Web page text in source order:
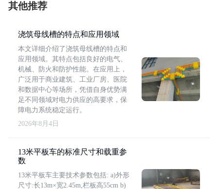
其他推荐
浇筑母线槽的特点和应用领域
本文详细介绍了浇筑母线槽的特点和
应用领域。其特点包括良好的电气、
机械、防火和防护性能。在应用上，
广泛用于商业建筑、工业厂房、医院
和数据中心等场所，凭借自身优势满
足不同领域对电力供应的高要求，保
障电力系统稳定运行。
2026年8月4日
13米平板车的标准尺寸和载重参
数
13米平板车主要技术参数包括: a)外形
尺寸:长13m×宽2.45m,栏板高55cm b)